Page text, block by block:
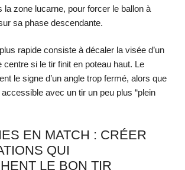
la zone lucarne, pour forcer le ballon à
sa phase descendante.
rapide consiste à décaler la visée d’un
centre si le tir finit en poteau haut. Le
le signe d’un angle trop fermé, alors que
avec un tir un peu plus “plein
EN MATCH : CRÉER
QUI
LE BON TIR